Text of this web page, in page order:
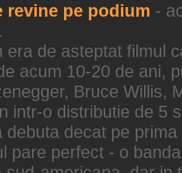
revine pe podium -
era de asteptat filmul
acum 10-20 de ani,
Bruce Willis,
intr-o distributie de 5
debuta decat pe
pare perfect - o